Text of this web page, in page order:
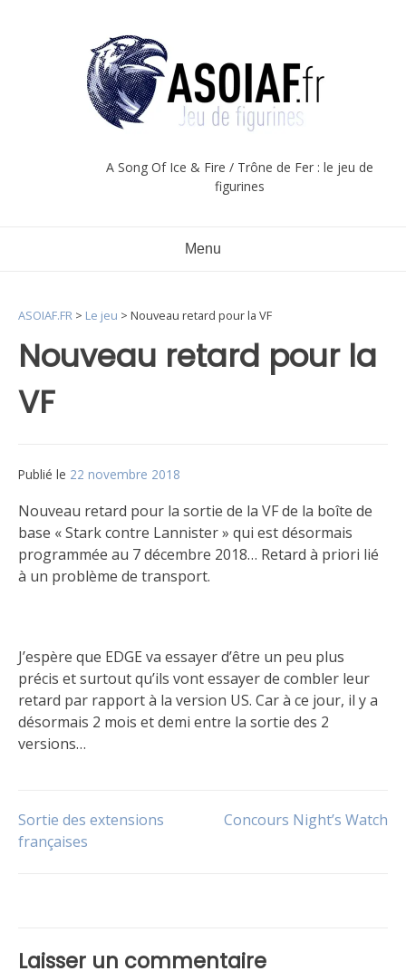
A Song Of Ice & Fire / Trône de Fer : le jeu de
figurines
Menu
Nouveau retard pour la
VF
ASOIAF.FR > Le jeu > Nouveau retard pour la VF
Publié le 22 novembre 2018
Nouveau retard pour la sortie de la VF de la boîte de
base « Stark contre Lannister » qui est désormais
programmée au 7 décembre 2018… Retard à priori lié
à un problème de transport.
J’espère que EDGE va essayer d’être un peu plus
précis et surtout qu’ils vont essayer de combler leur
retard par rapport à la version US. Car à ce jour, il y a
désormais 2 mois et demi entre la sortie des 2
versions…
Le
jeu
Sortie,
Version
Navigation
Sortie des extensions
françaises
Concours Night’s Watch
Laisser un commentaire